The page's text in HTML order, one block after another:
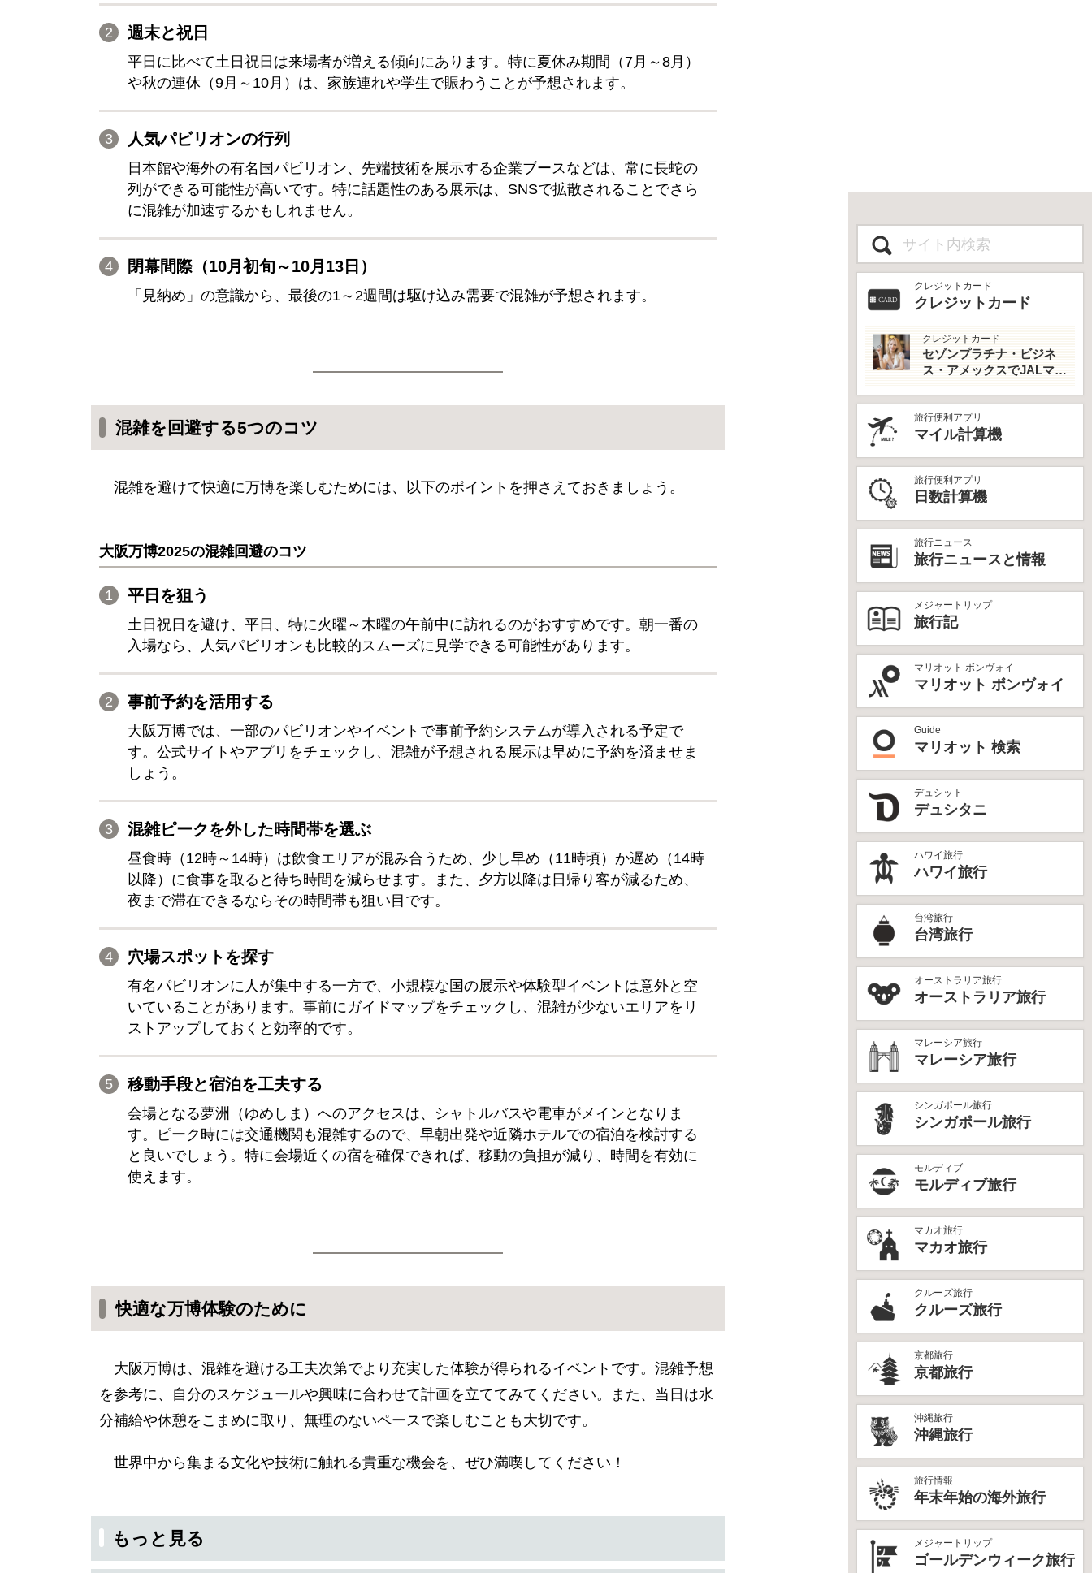
週末と祝日
平日に比べて土日祝日は来場者が増える傾向にあります。特に夏休み期間（7月～8月）
や秋の連休（9月～10月）は、家族連れや学生で賑わうことが予想されます。
人気パビリオンの行列
日本館や海外の有名国パビリオン、先端技術を展示する企業ブースなどは、常に長蛇の
列ができる可能性が高いです。特に話題性のある展示は、SNSで拡散されることでさら
に混雑が加速するかもしれません。
閉幕間際（10月初旬～10月13日）
「見納め」の意識から、最後の1～2週間は駆け込み需要で混雑が予想されます。
混雑を回避する5つのコツ
混雑を避けて快適に万博を楽しむためには、以下のポイントを押さえておきましょう。
大阪万博2025の混雑回避のコツ
平日を狙う
土日祝日を避け、平日、特に火曜～木曜の午前中に訪れるのがおすすめです。朝一番の
入場なら、人気パビリオンも比較的スムーズに見学できる可能性があります。
事前予約を活用する
大阪万博では、一部のパビリオンやイベントで事前予約システムが導入される予定で
す。公式サイトやアプリをチェックし、混雑が予想される展示は早めに予約を済ませま
しょう。
混雑ピークを外した時間帯を選ぶ
昼食時（12時～14時）は飲食エリアが混み合うため、少し早め（11時頃）か遅め（14時
以降）に食事を取ると待ち時間を減らせます。また、夕方以降は日帰り客が減るため、
夜まで滞在できるならその時間帯も狙い目です。
穴場スポットを探す
有名パビリオンに人が集中する一方で、小規模な国の展示や体験型イベントは意外と空
いていることがあります。事前にガイドマップをチェックし、混雑が少ないエリアをリ
ストアップしておくと効率的です。
移動手段と宿泊を工夫する
会場となる夢洲（ゆめしま）へのアクセスは、シャトルバスや電車がメインとなりま
す。ピーク時には交通機関も混雑するので、早朝出発や近隣ホテルでの宿泊を検討する
と良いでしょう。特に会場近くの宿を確保できれば、移動の負担が減り、時間を有効に
使えます。
快適な万博体験のために
大阪万博は、混雑を避ける工夫次第でより充実した体験が得られるイベントです。混雑予想
を参考に、自分のスケジュールや興味に合わせて計画を立ててみてください。また、当日は水
分補給や休憩をこまめに取り、無理のないペースで楽しむことも大切です。
世界中から集まる文化や技術に触れる貴重な機会を、ぜひ満喫してください！
もっと見る
クレジットカード
クレジットカード
クレジットカード
セゾンプラチナ・ビジネ
ス・アメックスでJALマイ
を最大活用！
旅行便利アプリ
マイル計算機
旅行便利アプリ
日数計算機
旅行ニュース
旅行ニュースと情報
メジャートリップ
旅行記
マリオット ボンヴォイ
マリオット ボンヴォイ
Guide
マリオット 検索
デュシット
デュシタニ
ハワイ旅行
ハワイ旅行
台湾旅行
台湾旅行
オーストラリア旅行
オーストラリア旅行
マレーシア旅行
マレーシア旅行
シンガポール旅行
シンガポール旅行
モルディブ
モルディブ旅行
マカオ旅行
マカオ旅行
クルーズ旅行
クルーズ旅行
京都旅行
京都旅行
沖縄旅行
沖縄旅行
旅行情報
年末年始の海外旅行
メジャートリップ
ゴールデンウィーク旅行